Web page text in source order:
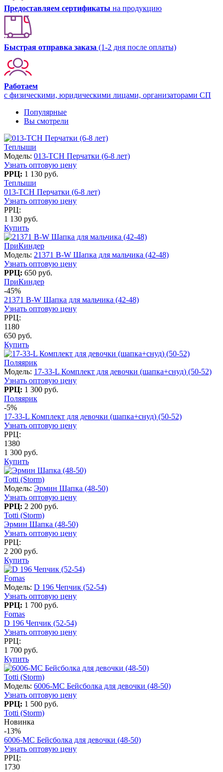
Предоставляем сертификаты на продукцию
Быстрая отправка заказа (1-2 дня после оплаты)
Работаем
с физическими, юридическими лицами, организаторами СП
Популярные
Вы смотрели
Теплыши
Модель: 013-TCH Перчатки (6-8 лет)
Узнать оптовую цену
РРЦ: 1 130 руб.
Теплыши
013-TCH Перчатки (6-8 лет)
Узнать оптовую цену
РРЦ:
1 130 руб.
Купить
ПриКиндер
Модель: 21371 B-W Шапка для мальчика (42-48)
Узнать оптовую цену
РРЦ: 650 руб.
ПриКиндер
-45%
21371 B-W Шапка для мальчика (42-48)
Узнать оптовую цену
РРЦ:
1180
650 руб.
Купить
Поляярик
Модель: 17-33-L Комплект для девочки (шапка+снуд) (50-52)
Узнать оптовую цену
РРЦ: 1 300 руб.
Поляярик
-5%
17-33-L Комплект для девочки (шапка+снуд) (50-52)
Узнать оптовую цену
РРЦ:
1380
1 300 руб.
Купить
Totti (Storm)
Модель: Эрмин Шапка (48-50)
Узнать оптовую цену
РРЦ: 2 200 руб.
Totti (Storm)
Эрмин Шапка (48-50)
Узнать оптовую цену
РРЦ:
2 200 руб.
Купить
Fomas
Модель: D 196 Чепчик (52-54)
Узнать оптовую цену
РРЦ: 1 700 руб.
Fomas
D 196 Чепчик (52-54)
Узнать оптовую цену
РРЦ:
1 700 руб.
Купить
Totti (Storm)
Модель: 6006-MC Бейсболка для девочки (48-50)
Узнать оптовую цену
РРЦ: 1 500 руб.
Totti (Storm)
Новинка
-13%
6006-MC Бейсболка для девочки (48-50)
Узнать оптовую цену
РРЦ:
1730